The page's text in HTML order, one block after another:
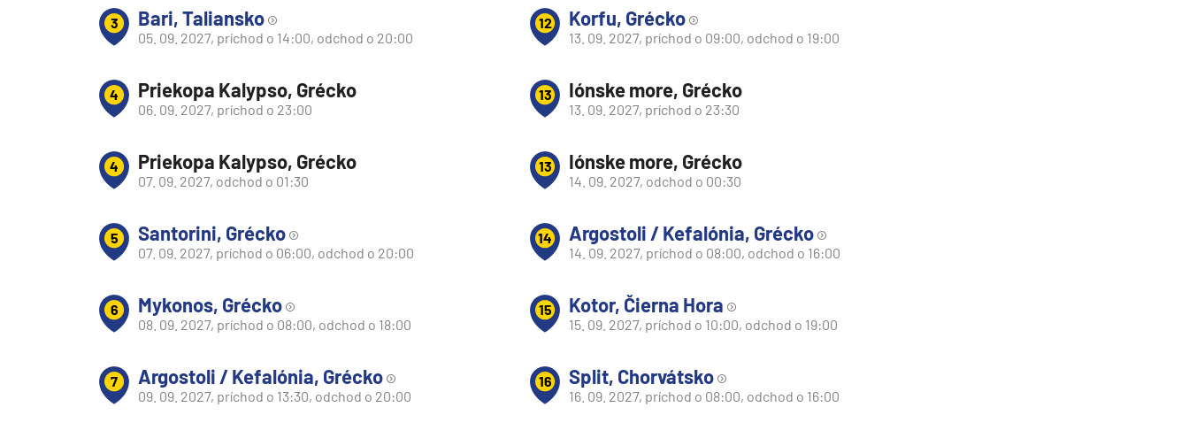
Západné pobrežie USA
Južná Amerika
Arabský polostrov
Emiráty a Perzský záliv
Ázia
Japonsko
Juhovýchodná Ázia
Austrália a Nový Zéland
3 Bari, Taliansko
05. 09. 2027, príchod o 14:00, odchod o 20:00
4 Priekopa Kalypso, Grécko
06. 09. 2027, príchod o 23:00
4 Priekopa Kalypso, Grécko
07. 09. 2027, odchod o 01:30
5 Santorini, Grécko
07. 09. 2027, príchod o 06:00, odchod o 20:00
6 Mykonos, Grécko
08. 09. 2027, príchod o 08:00, odchod o 18:00
7 Argostoli / Kefalónia, Grécko
09. 09. 2027, príchod o 13:30, odchod o 20:00
12 Korfu, Grécko
13. 09. 2027, príchod o 09:00, odchod o 19:00
13 Iónske more, Grécko
13. 09. 2027, príchod o 23:30
13 Iónske more, Grécko
14. 09. 2027, odchod o 00:30
14 Argostoli / Kefalónia, Grécko
14. 09. 2027, príchod o 08:00, odchod o 16:00
15 Kotor, Čierna Hora
15. 09. 2027, príchod o 10:00, odchod o 19:00
16 Split, Chorvátsko
16. 09. 2027, príchod o 08:00, odchod o 16:00